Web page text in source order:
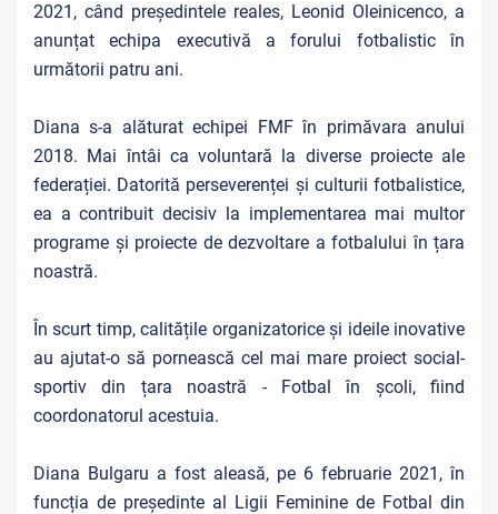
2021, când președintele reales, Leonid Oleinicenco, a
anunțat echipa executivă a forului fotbalistic în
următorii patru ani.
Diana s-a alăturat echipei FMF în primăvara anului
2018. Mai întâi ca voluntară la diverse proiecte ale
federației. Datorită perseverenței și culturii fotbalistice,
ea a contribuit decisiv la implementarea mai multor
programe și proiecte de dezvoltare a fotbalului în țara
noastră.
În scurt timp, calitățile organizatorice și ideile inovative
au ajutat-o să pornească cel mai mare proiect social-
sportiv din țara noastră - Fotbal în școli, fiind
coordonatorul acestuia.
Diana Bulgaru a fost aleasă, pe 6 februarie 2021, în
funcția de președinte al Ligii Feminine de Fotbal din